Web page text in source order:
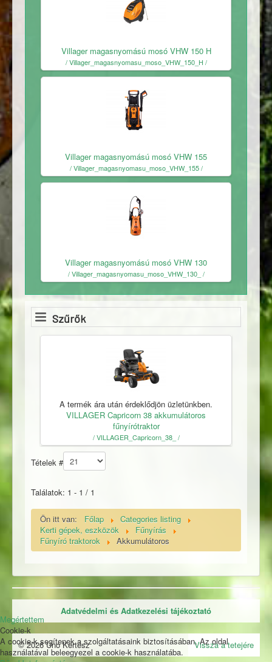
Villager magasnyomású mosó VHW 150 H
/ Villager_magasnyomasu_moso_VHW_150_H /
Villager magasnyomású mosó VHW 155
/ Villager_magasnyomasu_moso_VHW_155 /
Villager magasnyomású mosó VHW 130
/ Villager_magasnyomasu_moso_VHW_130_ /
Szűrők
A termék ára után érdeklődjön üzletünkben.
VILLAGER Capricorn 38 akkumulátoros
fűnyírótraktor
/ VILLAGER_Capricorn_38_ /
Tételek #
Találatok: 1 - 1 / 1
Ön itt van: Főlap
Categories listing
Kerti gépek, eszközök
Fűnyírás
Fűnyíró traktorok
Akkumulátoros
Adatvédelmi és Adatkezelési tájékoztató
Vissza a tetejére
© 2026 Uno Kertész
Megértettem
Cookie-k
A cookie-k segítenek a szolgáltatásaink biztosításában. Az oldal
használatával beleegyezel a cookie-k használatába.